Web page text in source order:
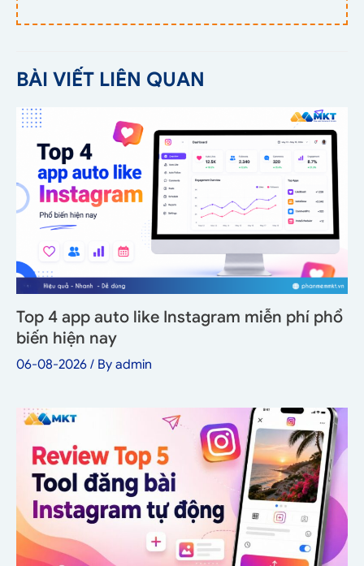
BÀI VIẾT LIÊN QUAN
Top 4 app auto like Instagram miễn phí phổ
biến hiện nay
06-08-2026 / By admin